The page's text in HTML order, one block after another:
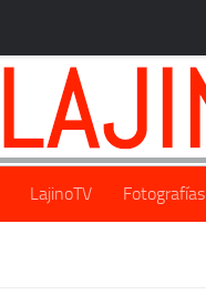
LajinoTV Fotografías